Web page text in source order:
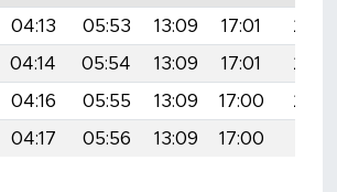
04:13 05:53 13:09 17:01
20:15
04:14 05:54 13:09 17:01
20:14
04:16 05:55 13:09 17:00
20:13
04:17 05:56 13:09 17:00